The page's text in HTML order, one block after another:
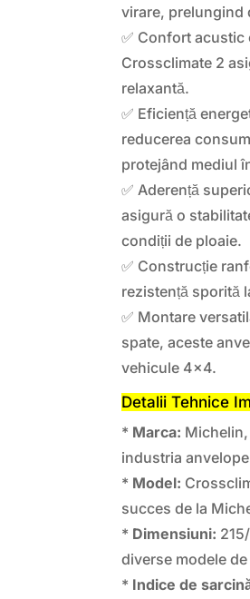
virare, prelungind
✅ Confort acustic
Crossclimate 2
relaxantă.
✅ Eficiență
reducerea
protejând mediul
✅ Aderență
asigură o
condiții de ploaie.
✅ Construcție
rezistență sporită
✅ Montare
spate, aceste
vehicule 4×4.
Detalii Tehnice
* Marca:
industria
* Model:
succes de la
* Dimensiuni:
diverse modele
* Indice de